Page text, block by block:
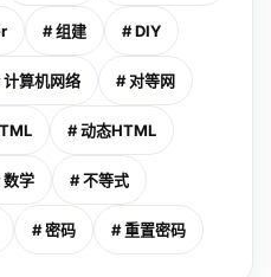
# 组建 # DIY
计算机网络 # 对等网
# 动态HTML
数学 # 不等式
# 密码 # 重置密码